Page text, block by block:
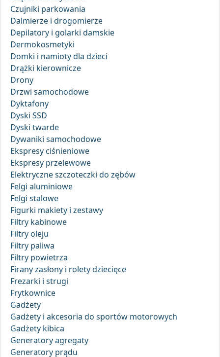
Czujniki parkowania
Dalmierze i drogomierze
Depilatory i golarki damskie
Dermokosmetyki
Domki i namioty dla dzieci
Drążki kierownicze
Drony
Drzwi samochodowe
Dyktafony
Dyski SSD
Dyski twarde
Dywaniki samochodowe
Ekspresy ciśnieniowe
Ekspresy przelewowe
Elektryczne szczoteczki do zębów
Felgi aluminiowe
Felgi stalowe
Figurki makiety i zestawy
Filtry kabinowe
Filtry oleju
Filtry paliwa
Filtry powietrza
Firany zasłony i rolety dziecięce
Frezarki i strugi
Frytkownice
Gadżety
Gadżety i akcesoria do sportów motorowych
Gadżety kibica
Generatory agregaty
Generatory prądu